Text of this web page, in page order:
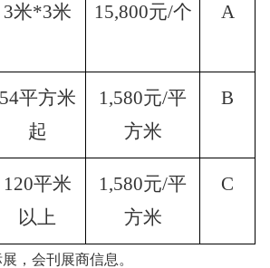
3米*3米 15,800元/个 A
54平方米
起
1,580元/平
方米
B
120平米
以上
1,580元/平
方米
C
会刊展商信息。